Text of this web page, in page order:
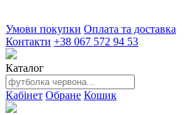
Умови покупки Оплата та доставка
Контакти +38 067 572 94 53
Каталог
Кабінет Обране Кошик